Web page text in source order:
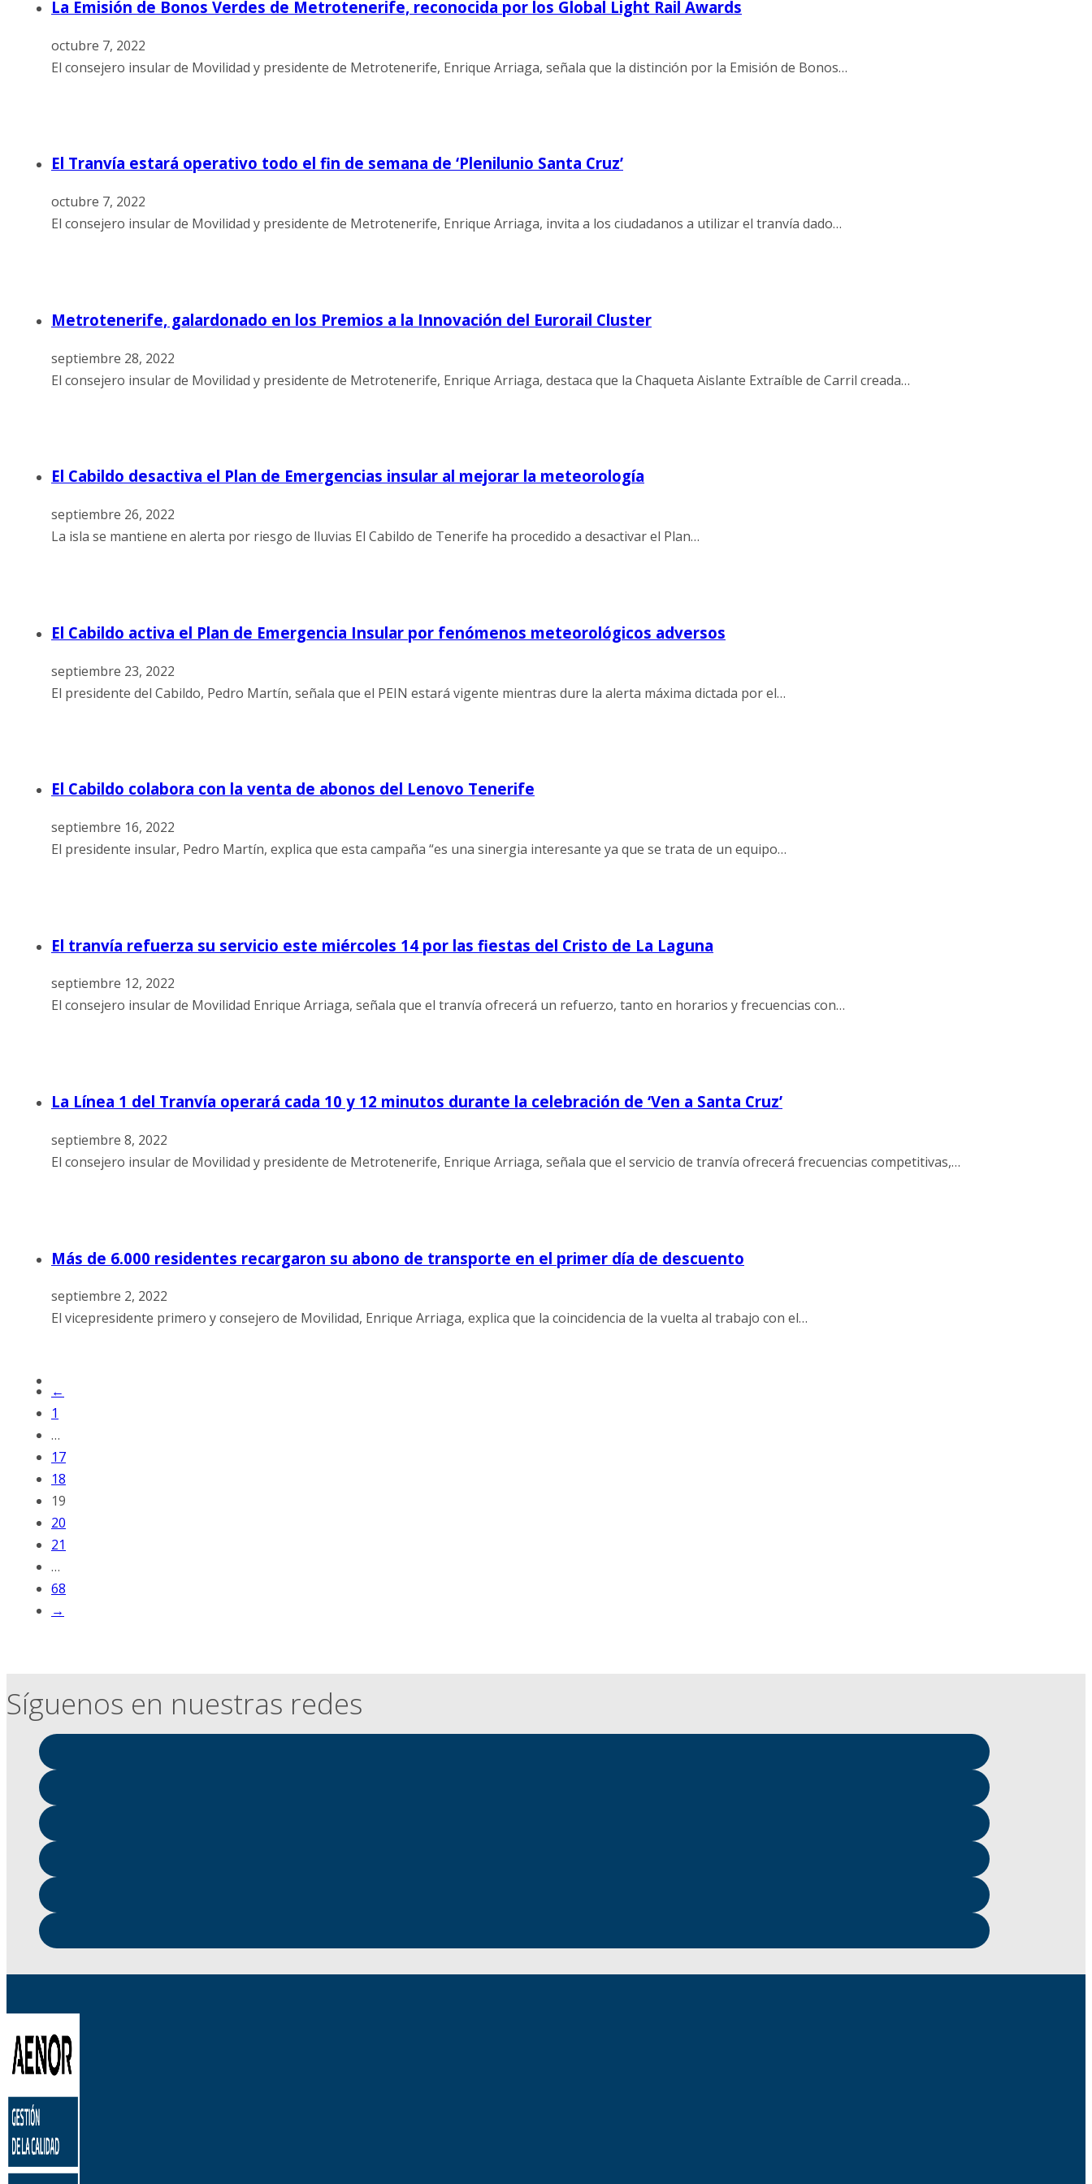
La Emisión de Bonos Verdes de Metrotenerife, reconocida por los Global Light Rail Awards
octubre 7, 2022
El consejero insular de Movilidad y presidente de Metrotenerife, Enrique Arriaga, señala que la distinción por la Emisión de Bonos…
El Tranvía estará operativo todo el fin de semana de ‘Plenilunio Santa Cruz’
octubre 7, 2022
El consejero insular de Movilidad y presidente de Metrotenerife, Enrique Arriaga, invita a los ciudadanos a utilizar el tranvía dado…
Metrotenerife, galardonado en los Premios a la Innovación del Eurorail Cluster
septiembre 28, 2022
El consejero insular de Movilidad y presidente de Metrotenerife, Enrique Arriaga, destaca que la Chaqueta Aislante Extraíble de Carril creada…
El Cabildo desactiva el Plan de Emergencias insular al mejorar la meteorología
septiembre 26, 2022
La isla se mantiene en alerta por riesgo de lluvias El Cabildo de Tenerife ha procedido a desactivar el Plan…
El Cabildo activa el Plan de Emergencia Insular por fenómenos meteorológicos adversos
septiembre 23, 2022
El presidente del Cabildo, Pedro Martín, señala que el PEIN estará vigente mientras dure la alerta máxima dictada por el…
El Cabildo colabora con la venta de abonos del Lenovo Tenerife
septiembre 16, 2022
El presidente insular, Pedro Martín, explica que esta campaña “es una sinergia interesante ya que se trata de un equipo…
El tranvía refuerza su servicio este miércoles 14 por las fiestas del Cristo de La Laguna
septiembre 12, 2022
El consejero insular de Movilidad Enrique Arriaga, señala que el tranvía ofrecerá un refuerzo, tanto en horarios y frecuencias con…
La Línea 1 del Tranvía operará cada 10 y 12 minutos durante la celebración de ‘Ven a Santa Cruz’
septiembre 8, 2022
El consejero insular de Movilidad y presidente de Metrotenerife, Enrique Arriaga, señala que el servicio de tranvía ofrecerá frecuencias competitivas,…
Más de 6.000 residentes recargaron su abono de transporte en el primer día de descuento
septiembre 2, 2022
El vicepresidente primero y consejero de Movilidad, Enrique Arriaga, explica que la coincidencia de la vuelta al trabajo con el…
←
1
…
17
18
19
20
21
…
68
→
Síguenos en nuestras redes